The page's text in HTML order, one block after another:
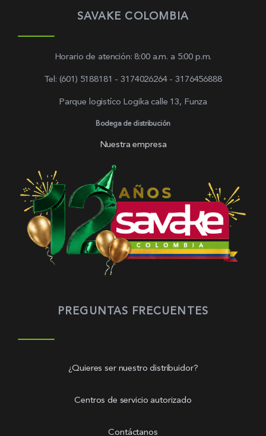
SAVAKE COLOMBIA
Horario de atención: 8:00 a.m. a 5:00 p.m.
Tel: (601) 5188181 - 3174026264 - 3176456888
Parque logistíco Logika calle 13, Funza
Bodega de distribución
Nuestra empresa
PREGUNTAS FRECUENTES
¿Quieres ser nuestro distribuidor?
Centros de servicio autorizado
Contáctanos